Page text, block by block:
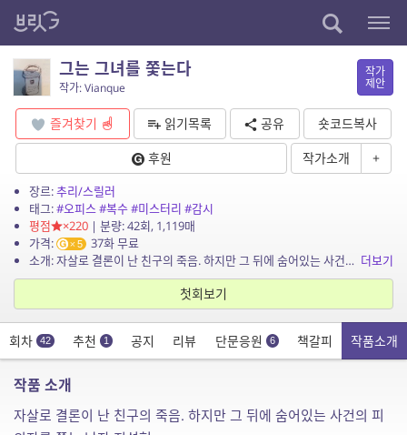
그는 그녀를 쫓는다
작가: Vianque
작가
제안
즐겨찾기 읽기목록 공유
숏코드복사
후원
작가소개 +
장르:추리/스릴러
태그:#오피스#복수#미스터리 #감시
평점
×220| 분량: 42회, 1,119매
가격:
5
37화 무료
소개: 자살로 결론이 난 친구의 죽음. 하지만 그 뒤에 숨어있는 사건의 피의자를 쫓는 남자 진성현. 늘 눈에 띠지 않고 특별할 것 없이 살아왔지만, 어느 날 찾아온 사랑에 행복과 불안을 ... 더보기
첫회보기
회차 42 추천 1 공지 리뷰 단문응원 6 책갈피 작품소개
작품 소개
자살로 결론이 난 친구의 죽음. 하지만 그 뒤에 숨어있는 사건의 피